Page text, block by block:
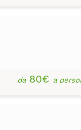
da80€ a